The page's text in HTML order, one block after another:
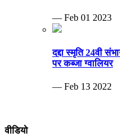
— Feb 01 2023
दद्दा स्मृति 24वी
पर कब्जा ग्वालियर
— Feb 13 2022
वीडियो